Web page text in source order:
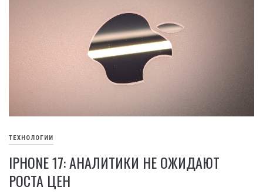
ТЕХНОЛОГИИ
IPHONE 17: АНАЛИТИКИ НЕ ОЖИДАЮТ
РОСТА ЦЕН